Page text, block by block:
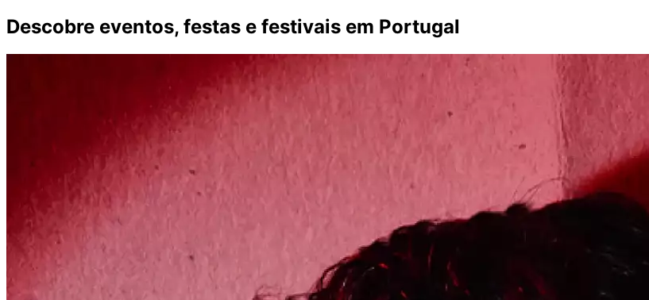
Descobre eventos, festas e festivais em Portugal